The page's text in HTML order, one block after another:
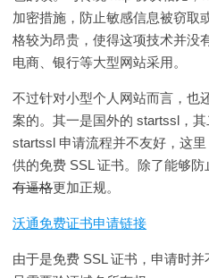
加密措施，防止敏感信息被窃取
格较为昂贵，使得这项技术并没
电商、银行等大型网站采用。
不过针对小型个人网站而言，也
案的。其一是国外的 startssl，
startssl 申请流程并不友好，这
供的免费 SSL 证书。除了能够
有逼格更加正规。
沃通免费证书申请链接
由于是免费 SSL 证书，申请时